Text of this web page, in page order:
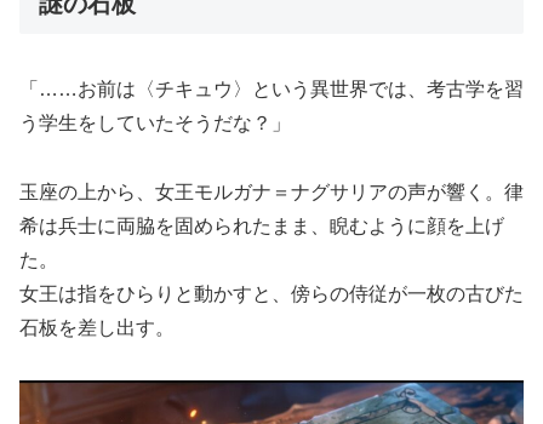
「……お前は〈チキュウ〉という異世界では、考古学を習
う学生をしていたそうだな？」
玉座の上から、女王モルガナ＝ナグサリアの声が響く。律
希は兵士に両脇を固められたまま、睨むように顔を上げ
た。
女王は指をひらりと動かすと、傍らの侍従が一枚の古びた
石板を差し出す。